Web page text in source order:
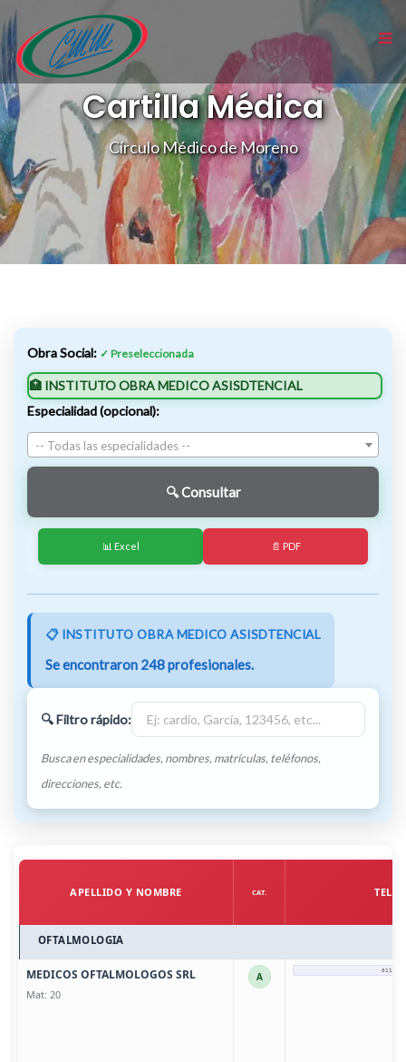
Cartilla Médica
Círculo Médico de Moreno
Obra Social: ✓ Preseleccionada
🏥 INSTITUTO OBRA MEDICO ASISDTENCIAL
Especialidad (opcional):
-- Todas las especialidades --
📊 Excel 📄 PDF
📋 INSTITUTO OBRA MEDICO ASISDTENCIAL
Se encontraron 248 profesionales.
🔍 Filtro rápido:
Busca en especialidades, nombres, matrículas, teléfonos,
direcciones, etc.
APELLIDO Y NOMBRE CAT.
OFTALMOLOGIA
MEDICOS OFTALMOLOGOS SRL
Mat: 20
A 011-